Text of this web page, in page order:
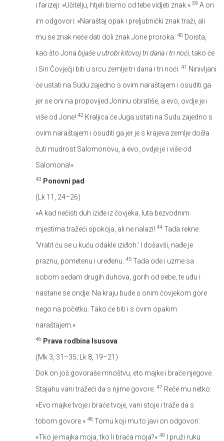
i farizeji: »Učitelju, htjeli bismo od tebe vidjeti znak.« 39 A on
im odgovori: »Naraštaj opak i preljubnički znak traži, ali
mu se znak neće dati doli znak Jone proroka. 40 Doista,
kao što Jona bijaše u utrobi kitovoj tri dana i tri noći, tako će
i Sin Čovječji biti u srcu zemlje tri dana i tri noći. 41 Ninivljani
će ustati na Sudu zajedno s ovim naraštajem i osuditi ga
jer se oni na propovijed Joninu obratiše, a evo, ovdje je i
više od Jone! 42 Kraljica će Juga ustati na Sudu zajedno s
ovim naraštajem i osuditi ga jer je s krajeva zemlje došla
čuti mudrost Salomonovu, a evo, ovdje je i više od
Salomona!«
43 Ponovni pad
(Lk 11, 24–26)
»A kad nečisti duh iziđe iz čovjeka, luta bezvodnim
mjestima tražeći spokoja, ali ne nalazi! 44 Tada rekne:
‘Vratit ću se u kuću odakle iziđoh.’ I došavši, nađe je
praznu, pometenu i uređenu. 45 Tada ode i uzme sa
sobom sedam drugih duhova, gorih od sebe, te uđu i
nastane se ondje. Na kraju bude s onim čovjekom gore
nego na početku. Tako će biti i s ovim opakim
naraštajem.«
46 Prava rodbina Isusova
(Mk 3, 31–35; Lk 8, 19–21)
Dok on još govoraše mnoštvu, eto majke i braće njegove.
Stajahu vani tražeći da s njime govore. 47 Reče mu netko:
»Evo majke tvoje i braće tvoje, vani stoje i traže da s
tobom govore.« 48 Tomu koji mu to javi on odgovori:
»Tko je majka moja, tko li braća moja?« 49 I pruži ruku